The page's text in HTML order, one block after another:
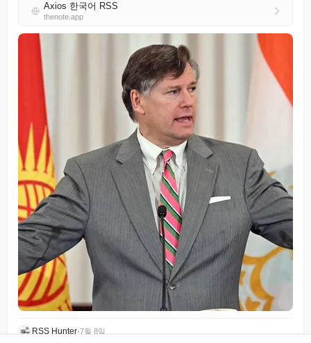
Axios 한국어 RSS
thenote.app
RSS Hunter•7월 8일